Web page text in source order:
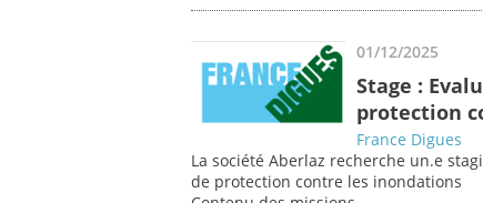
01/12/2025
Stage :
protection
France Digues
La société Aberlaz recherche un.e
de protection contre les inondations